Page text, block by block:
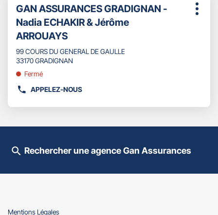
sur
touche
ENTRÉE
obtenir
plus
informations
Point
de
vente
:
GAN ASSURANCES GRADIGNAN -
Nadia ECHAKIR & Jérôme
ARROUAYS
99 COURS DU GENERAL DE GAULLE
33170 GRADIGNAN
Fermé
APPELEZ-NOUS
AFFICHER
POINT
VENTE
-
Plus
Rechercher une agence Gan Assurances
Mentions Légales(ouvre